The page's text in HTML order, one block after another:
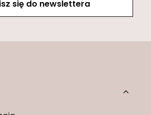
się do newslettera